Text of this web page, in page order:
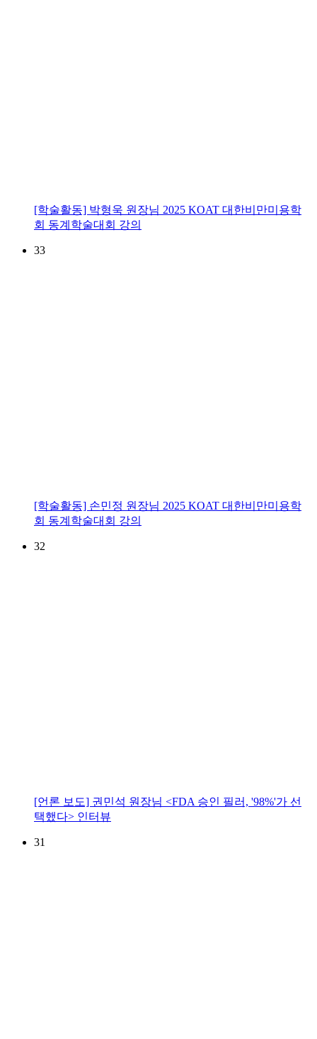
[학술활동] 박형욱 원장님 2025 KOAT 대한비만미용학
회 동계학술대회 강의
33
[학술활동] 손민정 원장님 2025 KOAT 대한비만미용학
회 동계학술대회 강의
32
[언론 보도] 권민석 원장님 <FDA 승인 필러, '98%'가 선
택했다> 인터뷰
31